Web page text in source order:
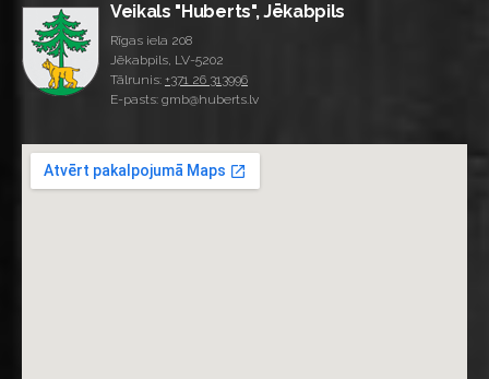
Veikals "Huberts", Jēkabpils
Rīgas iela 208
Jēkabpils, LV-5202
Tālrunis: +371 26 313996
E-pasts: gmb@huberts.lv